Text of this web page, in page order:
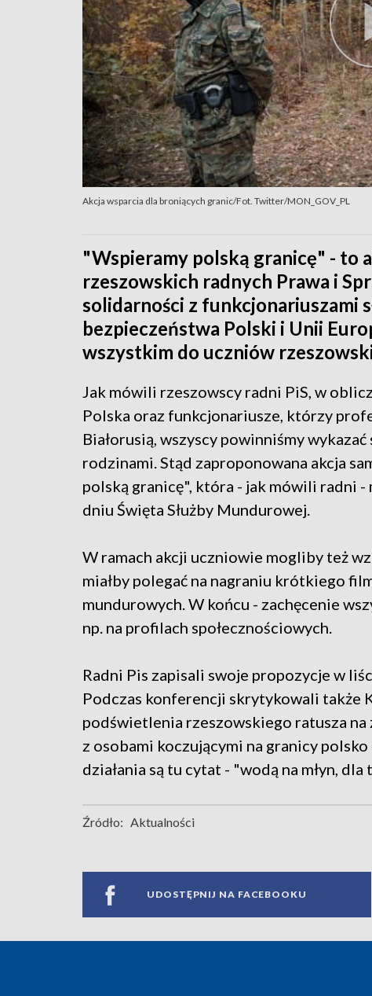
Akcja wsparcia dla broniących granic/Fot. Twitter/MON_GOV_PL
"Wspieramy polską granicę" - to
rzeszowskich radnych Prawa i
solidarności z funkcjonariuszami
bezpieczeństwa Polski i Unii
wszystkim do uczniów
Jak mówili rzeszowscy radni PiS, w
Polska oraz funkcjonariusze, którzy
Białorusią, wszyscy powinniśmy
rodzinami. Stąd zaproponowana akcja
polską granicę", która - jak mówili radni -
dniu Święta Służby Mundurowej.
W ramach akcji uczniowie mogliby też
miałby polegać na nagraniu krótkiego
mundurowych. W końcu - zachęcenie
np. na profilach społecznościowych.
Radni Pis zapisali swoje propozycje w
Podczas konferencji skrytykowali także
podświetlenia rzeszowskiego ratusza
z osobami koczującymi na granicy
działania są tu cytat - "wodą na młyn,
Źródło: Aktualności
UDOSTĘPNIJ NA FACEBOOKU